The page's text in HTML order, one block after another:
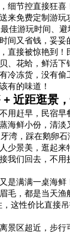
细节控直接狂喜
来免费定制游玩
佳游玩时间、
间又省钱，妥妥
直接被惊艳到
、花蛤，鲜活
冷冻货，没有
有的味道！
近距逛景
用赶早，民宿
海鲜小份，清淡
牙湾，踩在鹅卵
少景美，逛起
我们回去，不
是满满一桌海
毛，都是当天渔
这性价比直接
景区超近，步行